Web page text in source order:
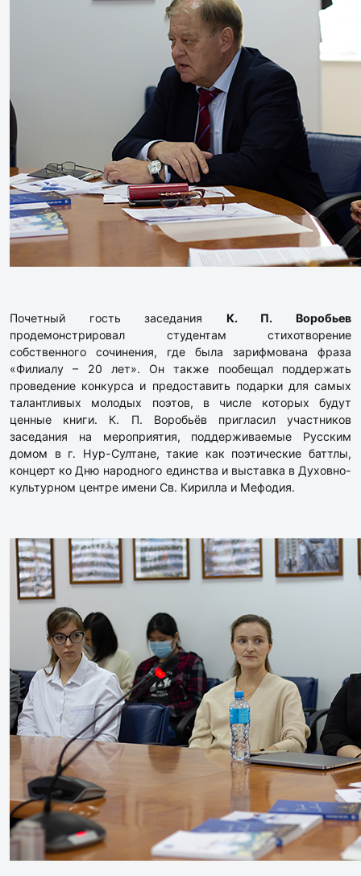
Почетный гость заседания К. П. Воробьев
продемонстрировал студентам стихотворение
собственного сочинения, где была зарифмована фраза
«Филиалу – 20 лет». Он также пообещал поддержать
проведение конкурса и предоставить подарки для самых
талантливых молодых поэтов, в числе которых будут
ценные книги. К. П. Воробьёв пригласил участников
заседания на мероприятия, поддерживаемые Русским
домом в г. Нур-Султане, такие как поэтические баттлы,
концерт ко Дню народного единства и выставка в Духовно-
культурном центре имени Св. Кирилла и Мефодия.